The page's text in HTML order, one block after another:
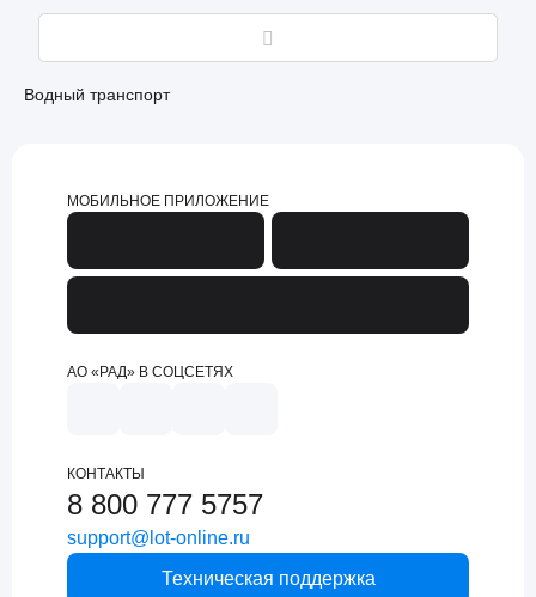
Водный транспорт
МОБИЛЬНОЕ ПРИЛОЖЕНИЕ
АО «РАД» В СОЦСЕТЯХ
КОНТАКТЫ
8 800 777 5757
support@lot-online.ru
Техническая поддержка